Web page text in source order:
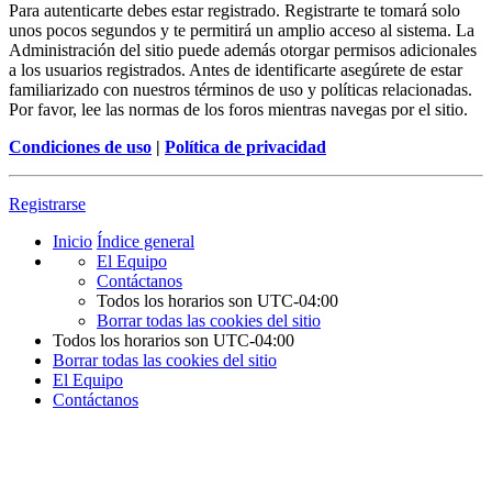
Para autenticarte debes estar registrado. Registrarte te tomará solo
unos pocos segundos y te permitirá un amplio acceso al sistema. La
Administración del sitio puede además otorgar permisos adicionales
a los usuarios registrados. Antes de identificarte asegúrete de estar
familiarizado con nuestros términos de uso y políticas relacionadas.
Por favor, lee las normas de los foros mientras navegas por el sitio.
Condiciones de uso | Política de privacidad
Registrarse
Inicio Índice general
El Equipo
Contáctanos
Todos los horarios son UTC-04:00
Borrar todas las cookies del sitio
Todos los horarios son UTC-04:00
Borrar todas las cookies del sitio
El Equipo
Contáctanos